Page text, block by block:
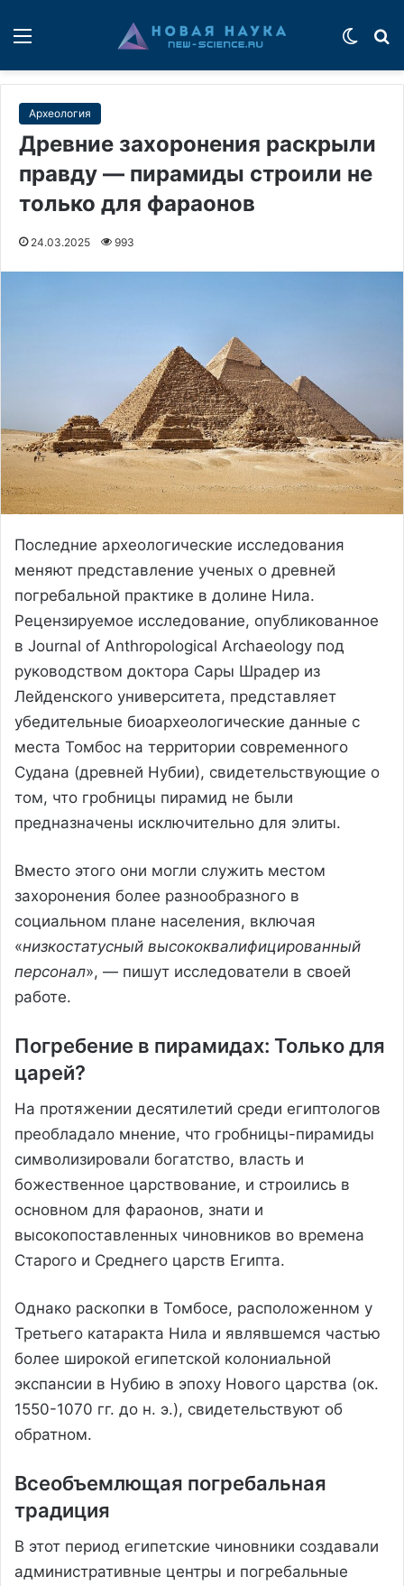
Археология
Древние захоронения раскрыли
правду — пирамиды строили не
только для фараонов
24.03.2025 993
Последние археологические исследования
меняют представление ученых о древней
погребальной практике в долине Нила.
Рецензируемое исследование, опубликованное
в Journal of Anthropological Archaeology под
руководством доктора Сары Шрадер из
Лейденского университета, представляет
убедительные биоархеологические данные с
места Томбос на территории современного
Судана (древней Нубии), свидетельствующие о
том, что гробницы пирамид не были
предназначены исключительно для элиты.
Вместо этого они могли служить местом
захоронения более разнообразного в
социальном плане населения, включая
«низкостатусный высококвалифицированный
персонал», — пишут исследователи в своей
работе.
Погребение в пирамидах: Только для
царей?
На протяжении десятилетий среди египтологов
преобладало мнение, что гробницы-пирамиды
символизировали богатство, власть и
божественное царствование, и строились в
основном для фараонов, знати и
высокопоставленных чиновников во времена
Старого и Среднего царств Египта.
Однако раскопки в Томбосе, расположенном у
Третьего катаракта Нила и являвшемся частью
более широкой египетской колониальной
экспансии в Нубию в эпоху Нового царства (ок.
1550-1070 гг. до н. э.), свидетельствуют об
обратном.
Всеобъемлющая погребальная
традиция
В этот период египетские чиновники создавали
административные центры и погребальные